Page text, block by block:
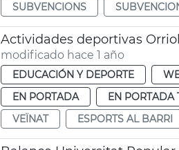
SUBVENCIONS
Actividades deportivas
modificado hace 1 año
EDUCACIÓN Y DEPORTE
EN PORTADA
EN PORTADA
VEÏNAT
ESPORTS AL BARRI